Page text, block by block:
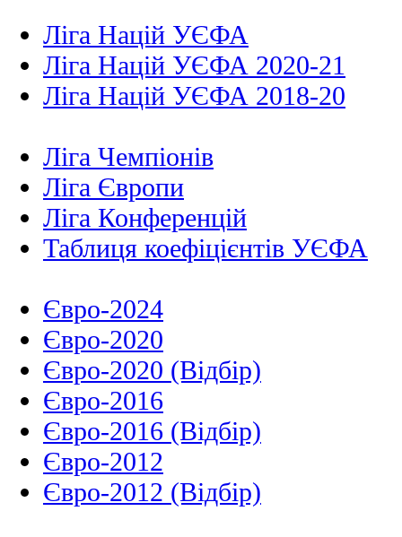
Ліга Націй УЄФА
Ліга Націй УЄФА 2020-21
Ліга Націй УЄФА 2018-20
Ліга Чемпіонів
Ліга Європи
Ліга Конференцій
Таблиця коефіцієнтів УЄФА
Євро-2024
Євро-2020
Євро-2020 (Відбір)
Євро-2016
Євро-2016 (Відбір)
Євро-2012
Євро-2012 (Відбір)